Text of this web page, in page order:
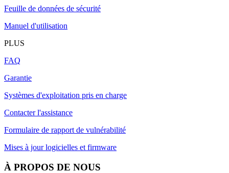
Feuille de données de sécurité
Manuel d'utilisation
PLUS
FAQ
Garantie
Systèmes d'exploitation pris en charge
Contacter l'assistance
Formulaire de rapport de vulnérabilité
Mises à jour logicielles et firmware
À PROPOS DE NOUS